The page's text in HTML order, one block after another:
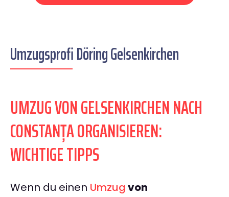
Umzugsprofi Döring Gelsenkirchen
UMZUG VON GELSENKIRCHEN NACH
CONSTANȚA ORGANISIEREN:
WICHTIGE TIPPS
Wenn du einen Umzugvon